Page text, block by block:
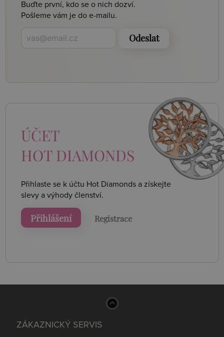
Buďte první, kdo se o nich dozví.
Pošleme vám je do e-mailu.
Odeslat
ÚČET
HOT DIAMONDS
Přihlaste se k účtu Hot Diamonds a získejte
slevy a výhody členství.
Přihlášení Registrace
ZÁKAZNICKÝ SERVIS